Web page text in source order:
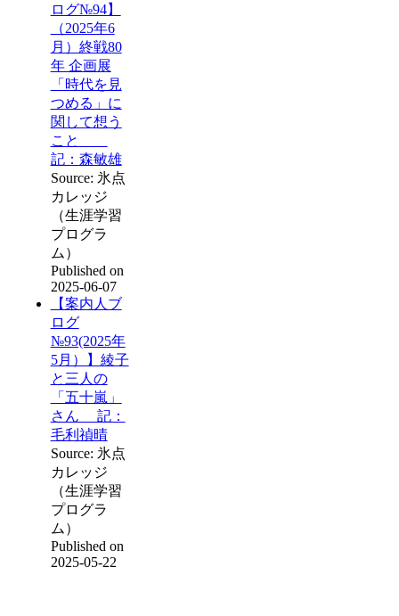
ログ№94】
（2025年6
月）終戦80
年 企画展
「時代を見
つめる」に
関して想う
こと
記：森敏雄
Source: 氷点
カレッジ
（生涯学習
プログラ
ム）
Published on
2025-06-07
【案内人ブ
ログ
№93(2025年
5月）】綾子
と三人の
「五十嵐」
さん 記：
毛利禎晴
Source: 氷点
カレッジ
（生涯学習
プログラ
ム）
Published on
2025-05-22